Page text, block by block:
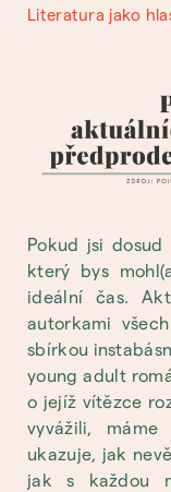
Literatura jako
Pokud jsi
který bys
ideální čas.
autorkami
sbírkou
young adult
o jejíž vítězce
vyvážili,
ukazuje, jak
jak s každou